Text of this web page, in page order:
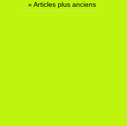
« Articles plus anciens